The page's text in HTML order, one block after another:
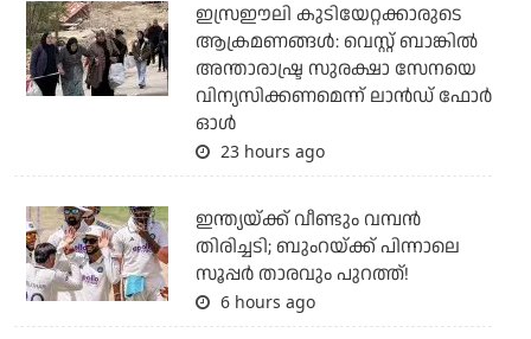
ഇസ്രഈലി കുടിയേറ്റക്കാരുടെ
ആക്രമണങ്ങള്‍: വെസ്റ്റ് ബാങ്കില്‍
അന്താരാഷ്ട്ര സുരക്ഷാ സേനയെ
വിന്യസിക്കണമെന്ന് ലാന്‍ഡ് ഫോര്‍
ഓള്‍
23 hours ago
ഇന്ത്യയ്ക്ക് വീണ്ടും വമ്പന്‍
തിരിച്ചടി; ബുംറയ്ക്ക് പിന്നാലെ
സൂപ്പര്‍ താരവും പുറത്ത്!
6 hours ago